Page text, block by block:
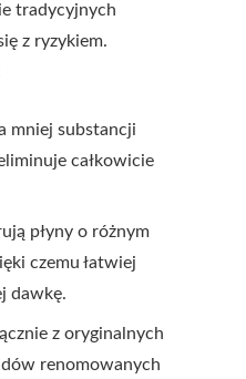
tradycyjnych
z ryzykiem.
mniej substancji
całkowicie
płyny o różnym
czemu łatwiej
dawkę.
z oryginalnych
renomowanych